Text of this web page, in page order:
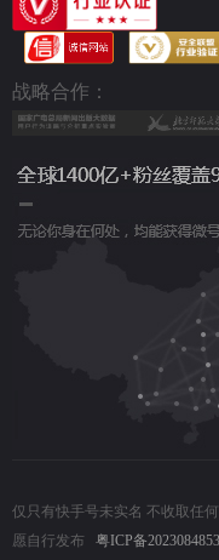
战略合作：
仅只有快手号未实名 不收取任
愿自行发布 粤ICP备